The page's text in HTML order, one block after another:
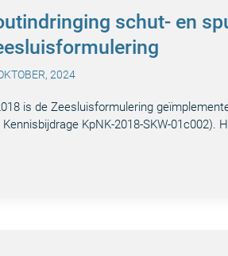
schut- en
2024
is de Zeesluis­formulering
Kennisbijdrage KpNK-2018-SKW-01c002).